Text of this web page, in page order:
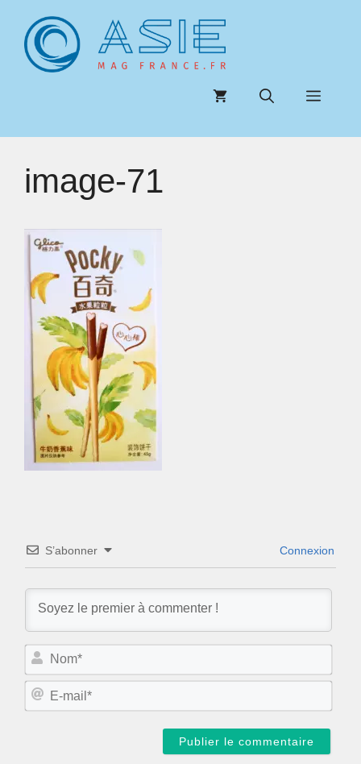
contenu
Menu
image-71
S’abonner Connexion
N
m
E